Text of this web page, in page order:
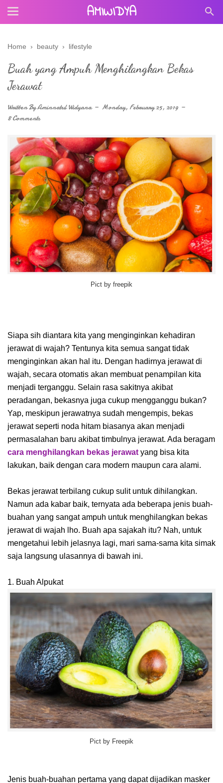
AMIWIDYA
Home › beauty › lifestyle
Buah yang Ampuh Menghilangkan Bekas
Jerawat
Written ByAminnatul Widyana
Monday, February 25, 2019
8 Comments
Pict by freepik
Siapa sih diantara kita yang menginginkan kehadiran
jerawat di wajah? Tentunya kita semua sangat tidak
menginginkan akan hal itu. Dengan hadirnya jerawat di
wajah, secara otomatis akan membuat penampilan kita
menjadi terganggu. Selain rasa sakitnya akibat
peradangan, bekasnya juga cukup mengganggu bukan?
Yap, meskipun jerawatnya sudah mengempis, bekas
jerawat seperti noda hitam biasanya akan menjadi
permasalahan baru akibat timbulnya jerawat. Ada beragam
cara menghilangkan bekas jerawat yang bisa kita
lakukan, baik dengan cara modern maupun cara alami.
Bekas jerawat terbilang cukup sulit untuk dihilangkan.
Namun ada kabar baik, ternyata ada beberapa jenis buah-
buahan yang sangat ampuh untuk menghilangkan bekas
jerawat di wajah lho. Buah apa sajakah itu? Nah, untuk
mengetahui lebih jelasnya lagi, mari sama-sama kita simak
saja langsung ulasannya di bawah ini.
1. Buah Alpukat
Pict by Freepik
Jenis buah-buahan pertama yang dapat dijadikan masker